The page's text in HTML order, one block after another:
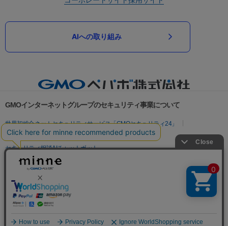
AIへの取り組み
GMOインターネットグループのセキュリティ事業について
世界初総合ネットセキュリティサービス「GMOセキュリティ24」
パスワード漏洩診断
Webサイトリスク診断
セキュリティ相談AIチャットボット
実在証明・盗聴対策
サイバー攻撃対策（GMO Flatt Security）
セキュリティ事業の軌跡